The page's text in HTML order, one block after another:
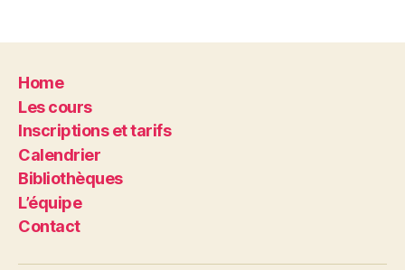
Home
Les cours
Inscriptions et tarifs
Calendrier
Bibliothèques
L’équipe
Contact